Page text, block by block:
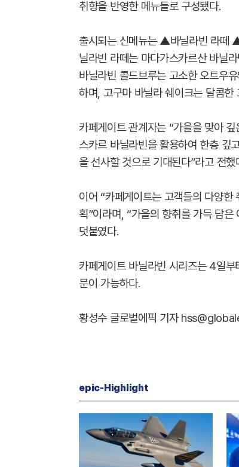
취향을 반영한 메뉴들로 구성됐다.
출시되는 신메뉴는 ▲바닐라빈 라떼
닐라빈 라떼는 마다가스카르산 바닐
바닐라빈 콜드브루는 고소한 오트우
하며, 고구마 바닐라 쉐이크는 달콤
카페게이트 관계자는 “가을을 맞아
스카르 바닐라빈을 활용하여 한층 깊
을 선사할 것으로 기대된다”라고 전했
이어 “카페게이트는 고객들의 다양한
획”이라며, “가을의 향취를 가득 담
덧붙였다.
카페게이트 바닐라빈 시리즈는 4일
문이 가능하다.
황성수 글로벌에픽 기자
epic-Highlight